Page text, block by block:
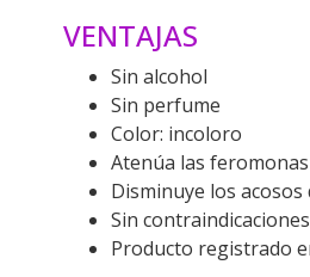
VENTAJAS
Sin alcohol
Sin perfume
Color: incoloro
Atenúa las
Disminuye los
Sin contraindicaciones
Producto registrado